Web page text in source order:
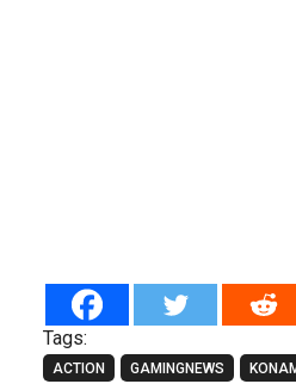
Tags:
ACTION GAMINGNEWS